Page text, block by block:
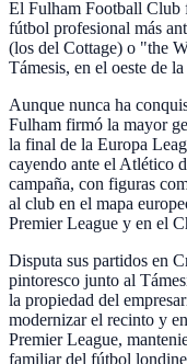
El Fulham Football Club
fútbol profesional más
(los del Cottage) o "the
Támesis, en el oeste de
Aunque nunca ha
Fulham firmó la mayor
la final de la Europa
cayendo ante el Atlético
campaña, con figuras
al club en el mapa
Premier League y en el
Disputa sus partidos en
pintoresco junto al
la propiedad del
modernizar el recinto y
Premier League,
familiar del fútbol